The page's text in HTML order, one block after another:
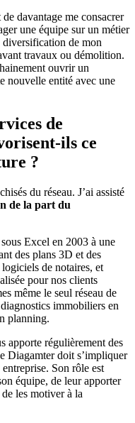
davantage me consacrer
une équipe sur un métier
diversification de mon
travaux ou démolition.
ouvrir un
nouvelle entité avec une
de
ils ce
?
du réseau. J’ai assisté
de la part du
Excel en 2003 à une
des plans 3D et des
de notaires, et
pour nos clients
même le seul réseau de
immobiliers en
planning.
apporte régulièrement des
Diagamter doit s’impliquer
Son rôle est
équipe, de leur apporter
les motiver à la